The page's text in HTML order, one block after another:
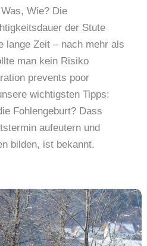
Wie? Die
der Stute
lange Zeit – nach mehr als
man kein Risiko
prevents poor
wichtigsten Tipps:
Fohlengeburt? Dass
aufeutern und
bilden, ist bekannt.